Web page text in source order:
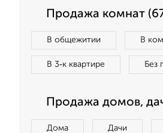
Продажа комнат
В общежитии В
В 3‑к квартире Без
Продажа домов,
Дома Дачи